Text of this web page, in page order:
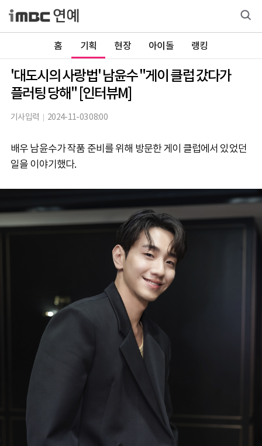
홈 기획 현장 아이돌 랭킹
'대도시의 사랑법' 남윤수 "게이 클럽 갔다가
플러팅 당해" [인터뷰M]
기사입력 2024-11-03 08:00
배우 남윤수가 작품 준비를 위해 방문한 게이 클럽에서 있었던
일을 이야기했다.